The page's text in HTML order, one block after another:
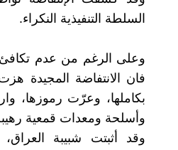
السلطة التنفيذية النكراء.
وعلى الرغم من عدم تكافئ
فان الانتفاضة المجيدة
بكاملها، وعرّت رموزها،
وأسلحة ومعدات قمعية
وقد أثبتت شبيبة